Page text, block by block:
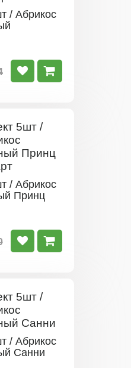
/ Абрикос
/ Абрикос
Принц
/ Абрикос
Санни